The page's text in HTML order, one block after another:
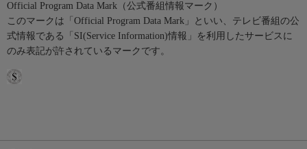
Official Program Data Mark（公式番組情報マーク）
このマークは「Official Program Data Mark」といい、テレビ番組の公
式情報である「SI(Service Information)情報」を利用したサービスに
のみ表記が許されているマークです。